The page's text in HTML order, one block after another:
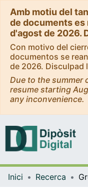
Amb motiu del
de documents es
d'agost de 2026.
Con motivo del
documentos se
de 2026. Disculpad
Due to the summer
resume starting
any inconvenience.
Inici Recerca